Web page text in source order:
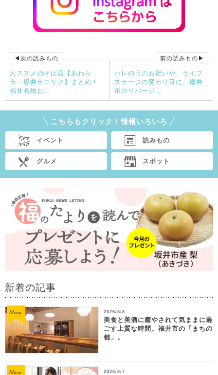
◀次の読みもの
おススメのそば店【あわら
市・坂井市エリア】まとめ！
福井名物お...
前の読みもの▶
ハレの日のお祝いや、ライフ
ステージの変わり目に。福井
市のリバージ...
こちらもクリック！情報いろいろ
イベント 読みもの
グルメ スポット
新着の記事
2026/8/8
美食と美酒に癒やされて気ままに過
ごす上質な時間。福井市の「まちの
都」。
2026/8/7